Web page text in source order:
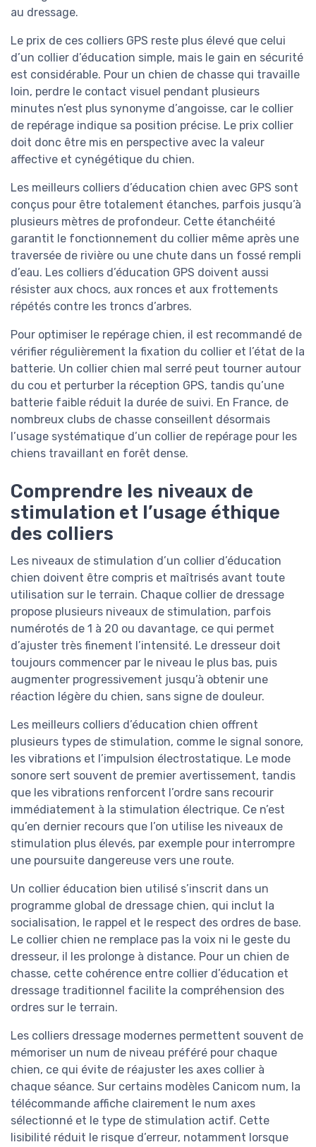
au dressage.
Le prix de ces colliers GPS reste plus élevé que celui
d’un collier d’éducation simple, mais le gain en sécurité
est considérable. Pour un chien de chasse qui travaille
loin, perdre le contact visuel pendant plusieurs
minutes n’est plus synonyme d’angoisse, car le collier
de repérage indique sa position précise. Le prix collier
doit donc être mis en perspective avec la valeur
affective et cynégétique du chien.
Les meilleurs colliers d’éducation chien avec GPS sont
conçus pour être totalement étanches, parfois jusqu’à
plusieurs mètres de profondeur. Cette étanchéité
garantit le fonctionnement du collier même après une
traversée de rivière ou une chute dans un fossé rempli
d’eau. Les colliers d’éducation GPS doivent aussi
résister aux chocs, aux ronces et aux frottements
répétés contre les troncs d’arbres.
Pour optimiser le repérage chien, il est recommandé de
vérifier régulièrement la fixation du collier et l’état de la
batterie. Un collier chien mal serré peut tourner autour
du cou et perturber la réception GPS, tandis qu’une
batterie faible réduit la durée de suivi. En France, de
nombreux clubs de chasse conseillent désormais
l’usage systématique d’un collier de repérage pour les
chiens travaillant en forêt dense.
Comprendre les niveaux de
stimulation et l’usage éthique
des colliers
Les niveaux de stimulation d’un collier d’éducation
chien doivent être compris et maîtrisés avant toute
utilisation sur le terrain. Chaque collier de dressage
propose plusieurs niveaux de stimulation, parfois
numérotés de 1 à 20 ou davantage, ce qui permet
d’ajuster très finement l’intensité. Le dresseur doit
toujours commencer par le niveau le plus bas, puis
augmenter progressivement jusqu’à obtenir une
réaction légère du chien, sans signe de douleur.
Les meilleurs colliers d’éducation chien offrent
plusieurs types de stimulation, comme le signal sonore,
les vibrations et l’impulsion électrostatique. Le mode
sonore sert souvent de premier avertissement, tandis
que les vibrations renforcent l’ordre sans recourir
immédiatement à la stimulation électrique. Ce n’est
qu’en dernier recours que l’on utilise les niveaux de
stimulation plus élevés, par exemple pour interrompre
une poursuite dangereuse vers une route.
Un collier éducation bien utilisé s’inscrit dans un
programme global de dressage chien, qui inclut la
socialisation, le rappel et le respect des ordres de base.
Le collier chien ne remplace pas la voix ni le geste du
dresseur, il les prolonge à distance. Pour un chien de
chasse, cette cohérence entre collier d’éducation et
dressage traditionnel facilite la compréhension des
ordres sur le terrain.
Les colliers dressage modernes permettent souvent de
mémoriser un num de niveau préféré pour chaque
chien, ce qui évite de réajuster les axes collier à
chaque séance. Sur certains modèles Canicom num, la
télécommande affiche clairement le num axes
sélectionné et le type de stimulation actif. Cette
lisibilité réduit le risque d’erreur, notamment lorsque